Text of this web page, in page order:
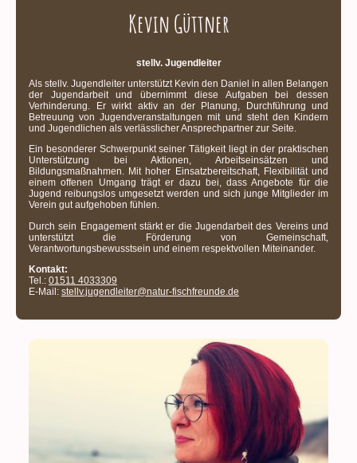
Kevin Güttner
stellv. Jugendleiter
Als stellv. Jugendleiter unterstützt Kevin den Daniel in allen Belangen
der Jugendarbeit und übernimmt diese Aufgaben bei dessen
Verhinderung. Er wirkt aktiv an der Planung, Durchführung und
Betreuung von Jugendveranstaltungen mit und steht den Kindern
und Jugendlichen als verlässlicher Ansprechpartner zur Seite.
Ein besonderer Schwerpunkt seiner Tätigkeit liegt in der praktischen
Unterstützung bei Aktionen, Arbeitseinsätzen und
Bildungsmaßnahmen. Mit hoher Einsatzbereitschaft, Flexibilität und
einem offenen Umgang trägt er dazu bei, dass Angebote für die
Jugend reibungslos umgesetzt werden und sich junge Mitglieder im
Verein gut aufgehoben fühlen.
Durch sein Engagement stärkt er die Jugendarbeit des Vereins und
unterstützt die Förderung von Gemeinschaft,
Verantwortungsbewusstsein und einem respektvollen Miteinander.
Kontakt:
Tel.: 01511 4033309
E-Mail: stellv.jugendleiter@natur-fischfreunde.de